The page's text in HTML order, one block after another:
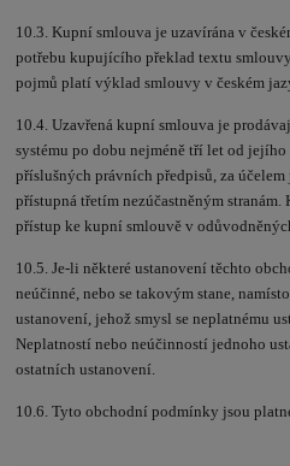
10.3. Kupní smlouva je uzavírána v
potřebu kupujícího překlad textu
pojmů platí výklad smlouvy v českém
10.4. Uzavřená kupní smlouva je
systému po dobu nejméně tří let od
příslušných právních předpisů, za
přístupná třetím nezúčastněným
přístup ke kupní smlouvě v
10.5. Je-li některé ustanovení těchto
neúčinné, nebo se takovým stane,
ustanovení, jehož smysl se neplatnému
Neplatností nebo neúčinností jednoho
ostatních ustanovení.
10.6. Tyto obchodní podmínky jsou